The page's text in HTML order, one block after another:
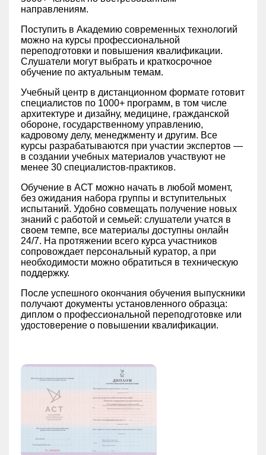
направлениям.
Поступить в Академию современных технологий
можно на курсы профессиональной
переподготовки и повышения квалификации.
Слушатели могут выбрать и краткосрочное
обучение по актуальным темам.
Учебный центр в дистанционном формате готовит
специалистов по 1000+ программ, в том числе
архитектуре и дизайну, медицине, гражданской
обороне, государственному управлению,
кадровому делу, менеджменту и другим. Все
курсы разрабатываются при участии экспертов —
в создании учебных материалов участвуют не
менее 30 специалистов-практиков.
Обучение в АСТ можно начать в любой момент,
без ожидания набора группы и вступительных
испытаний. Удобно совмещать получение новых
знаний с работой и семьей: слушатели учатся в
своем темпе, все материалы доступны онлайн
24/7. На протяжении всего курса участников
сопровождает персональный куратор, а при
необходимости можно обратиться в техническую
поддержку.
После успешного окончания обучения выпускники
получают документы установленного образца:
диплом о профессиональной переподготовке или
удостоверение о повышении квалификации.